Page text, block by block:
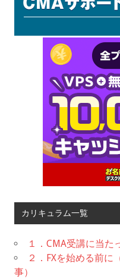
カリキュラム一覧
１．CMA受講に当た
２．FXを始める前に
事）